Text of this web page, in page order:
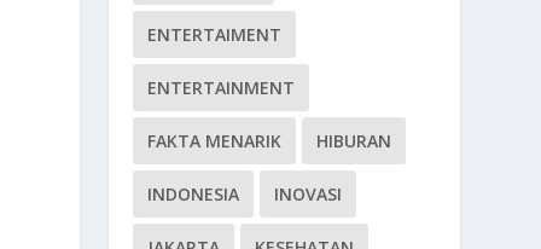
ENTERTAIMENT
ENTERTAINMENT
FAKTA MENARIK HIBURAN
INDONESIA INOVASI